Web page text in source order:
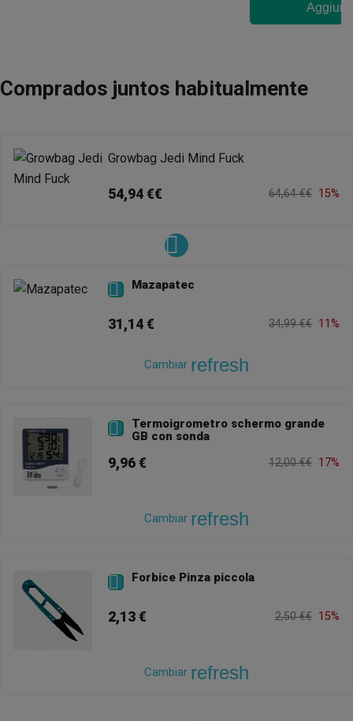
Comprados juntos habitualmente
Growbag Jedi Mind Fuck
54,94 €€ 64,64 €€ 15%
 Mazapatec
31,14 € 34,99 €€ 11%
Cambiar refresh

Termoigrometro schermo grande
GB con sonda
9,96 € 12,00 €€ 17%
Cambiar refresh
 Forbice Pinza piccola
2,13 € 2,50 €€ 15%
Cambiar refresh